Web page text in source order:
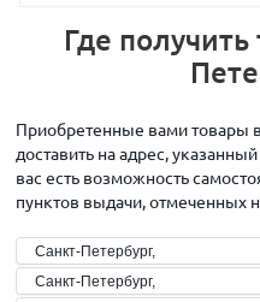
Где
Приобретенные вами
доставить на адрес,
вас есть возможность
пунктов выдачи, отмеченных
Санкт-Петербург,
Санкт-Петербург,